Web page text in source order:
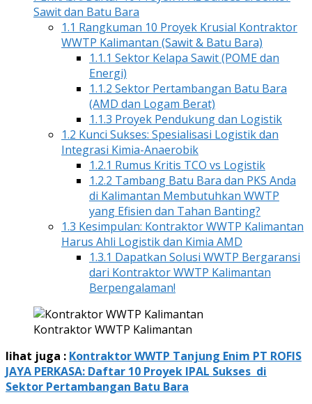
Sawit dan Batu Bara
1.1 Rangkuman 10 Proyek Krusial Kontraktor
WWTP Kalimantan (Sawit & Batu Bara)
1.1.1 Sektor Kelapa Sawit (POME dan
Energi)
1.1.2 Sektor Pertambangan Batu Bara
(AMD dan Logam Berat)
1.1.3 Proyek Pendukung dan Logistik
1.2 Kunci Sukses: Spesialisasi Logistik dan
Integrasi Kimia-Anaerobik
1.2.1 Rumus Kritis TCO vs Logistik
1.2.2 Tambang Batu Bara dan PKS Anda
di Kalimantan Membutuhkan WWTP
yang Efisien dan Tahan Banting?
1.3 Kesimpulan: Kontraktor WWTP Kalimantan
Harus Ahli Logistik dan Kimia AMD
1.3.1 Dapatkan Solusi WWTP Bergaransi
dari Kontraktor WWTP Kalimantan
Berpengalaman!
Kontraktor WWTP Kalimantan
lihat juga : Kontraktor WWTP Tanjung Enim PT ROFIS
JAYA PERKASA: Daftar 10 Proyek IPAL Sukses di
Sektor Pertambangan Batu Bara